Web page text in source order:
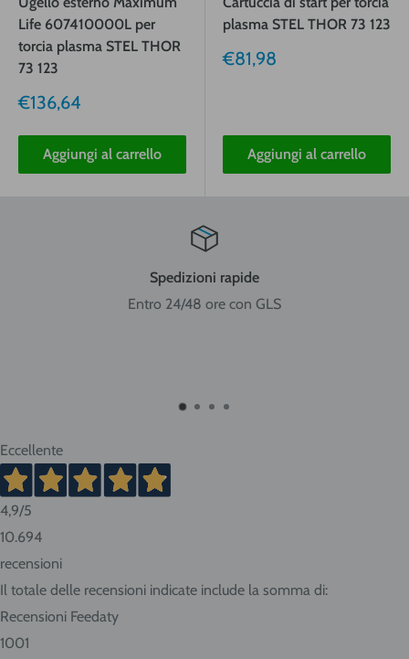
Life 607410000L per
torcia plasma STEL THOR
73 123
Prezzo
€136,64
Aggiungi al carrello
plasma STEL THOR 73 123
Prezzo
€81,98
Aggiungi al carrello
Spedizioni rapide
Entro 24/48 ore con GLS
Eccellente
4,9/5
10.694
recensioni
Il totale delle recensioni indicate include la somma di:
Recensioni Feedaty
1001